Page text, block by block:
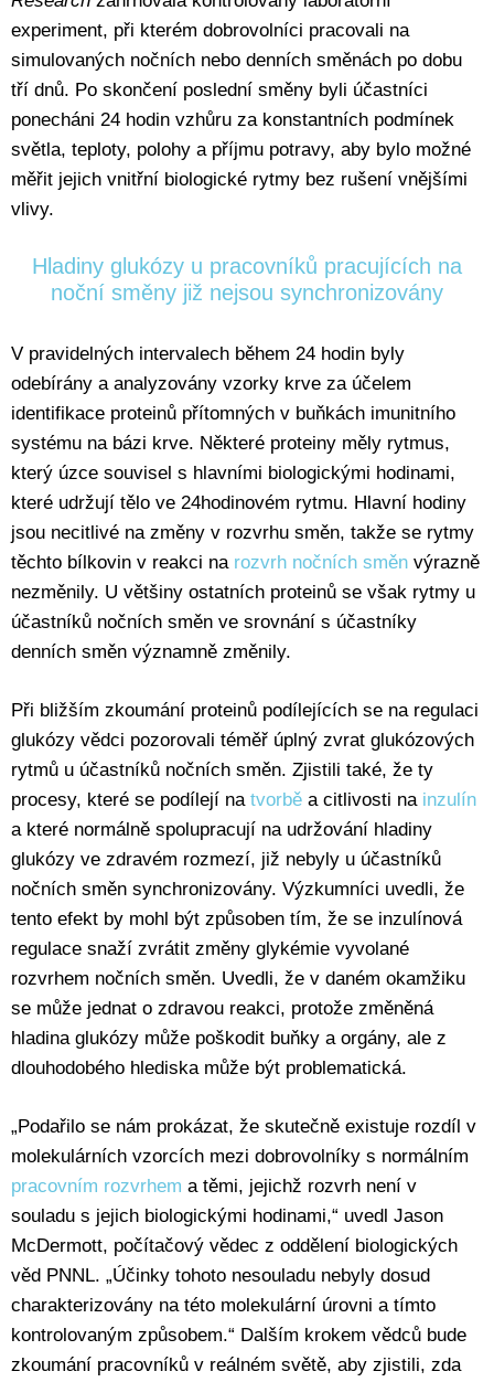
experiment, při kterém dobrovolníci pracovali na
simulovaných nočních nebo denních směnách po dobu
tří dnů. Po skončení poslední směny byli účastníci
ponecháni 24 hodin vzhůru za konstantních podmínek
světla, teploty, polohy a příjmu potravy, aby bylo možné
měřit jejich vnitřní biologické rytmy bez rušení vnějšími
vlivy.
Hladiny glukózy u pracovníků pracujících na
noční směny již nejsou synchronizovány
V pravidelných intervalech během 24 hodin byly
odebírány a analyzovány vzorky krve za účelem
identifikace proteinů přítomných v buňkách imunitního
systému na bázi krve. Některé proteiny měly rytmus,
který úzce souvisel s hlavními biologickými hodinami,
které udržují tělo ve 24hodinovém rytmu. Hlavní hodiny
jsou necitlivé na změny v rozvrhu směn, takže se rytmy
těchto bílkovin v reakci na rozvrh nočních směn výrazně
nezměnily. U většiny ostatních proteinů se však rytmy u
účastníků nočních směn ve srovnání s účastníky
denních směn významně změnily.
Při bližším zkoumání proteinů podílejících se na regulaci
glukózy vědci pozorovali téměř úplný zvrat glukózových
rytmů u účastníků nočních směn. Zjistili také, že ty
procesy, které se podílejí na tvorbě a citlivosti na inzulín
a které normálně spolupracují na udržování hladiny
glukózy ve zdravém rozmezí, již nebyly u účastníků
nočních směn synchronizovány. Výzkumníci uvedli, že
tento efekt by mohl být způsoben tím, že se inzulínová
regulace snaží zvrátit změny glykémie vyvolané
rozvrhem nočních směn. Uvedli, že v daném okamžiku
se může jednat o zdravou reakci, protože změněná
hladina glukózy může poškodit buňky a orgány, ale z
dlouhodobého hlediska může být problematická.
„Podařilo se nám prokázat, že skutečně existuje rozdíl v
molekulárních vzorcích mezi dobrovolníky s normálním
pracovním rozvrhem a těmi, jejichž rozvrh není v
souladu s jejich biologickými hodinami,“ uvedl Jason
McDermott, počítačový vědec z oddělení biologických
věd PNNL. „Účinky tohoto nesouladu nebyly dosud
charakterizovány na této molekulární úrovni a tímto
kontrolovaným způsobem.“ Dalším krokem vědců bude
zkoumání pracovníků v reálném světě, aby zjistili, zda